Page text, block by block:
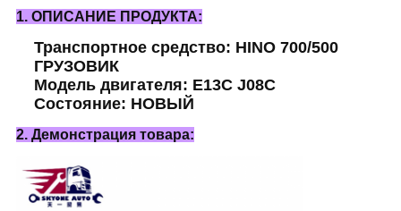
1. ОПИСАНИЕ ПРОДУКТА:
Транспортное средство: HINO 700/500
ГРУЗОВИК
Модель двигателя: E13C J08C
Состояние: НОВЫЙ
2. Демонстрация товара: